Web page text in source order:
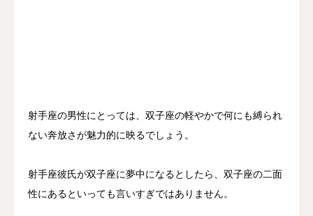
射手座の男性にとっては、双子座の軽やかで何にも縛られ
ない奔放さが魅力的に映るでしょう。
射手座彼氏が双子座に夢中になるとしたら、双子座の二面
性にあるといっても言いすぎではありません。